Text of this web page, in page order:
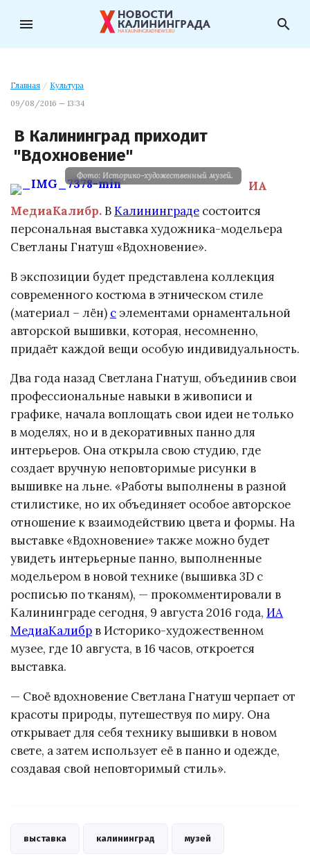
menu search
Главная / Культура
09/08/2016 — 13:34
В Калининград приходит
"Вдохновение"
Фото: Историко-художественный музей.
ИА
МедиаКалибр.ВКалининграде состоится
персональная выставка художника-модельера
Светланы Гнатуш «Вдохновение».
В экспозиции будет представлена коллекция
современного костюма в этническом стиле
(материал – лён) с элементами орнаментальной
авторской вышивки, которая, несомненно,
придаёт каждой вещи особую индивидуальность.
Два года назад Светлана Гнатуш, объединив свои
профессиональные навыки в живописи и
графике, начала воплощать свои идеи не только
в моделях, но и в декоративных панно для
интерьеров. Она открыла свою студию, где
создает вручную неповторимые рисунки в
вышивке на льне. «Работы выполнены в разной
стилистике, но их объединяет особое авторское
отношение к взаимодействию цвета и формы. На
выставке «Вдохновение» также можно будет
увидеть интерьерные панно, выполненные
модельером в новой технике (вышивка 3D с
росписью по тканям), — прокомментировали в
Калининграде сегодня, 9 августа 2016 года, ИА
МедиаКалибр в Историко-художественном
музее, где 10 августа, в 16 часов, откроется
выставка.
— Своё вдохновение Светлана Гнатуш черпает от
красоты природы, путешествуя по миру. Она
открывает для себя технику вышивки в новом
свете, а затем использует её в панно и одежде,
создавая свой неповторимый стиль».
выставка калининград музей